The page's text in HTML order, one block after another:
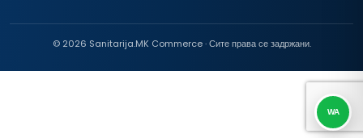
© 2026 Sanitarija.MK Commerce · Сите права се задржани.
WA